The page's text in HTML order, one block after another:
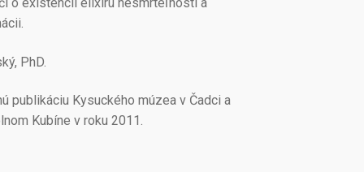
PhD.
publikáciu Kysuckého múzea v Čadci a
Kubíne v roku 2011.